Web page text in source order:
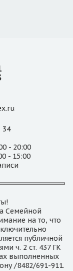
34
- 20:00
- 15:00
Семейной
на то, что
публичной
ч. 2 ст. 437 ГК
выполненных
/8482/691-911.